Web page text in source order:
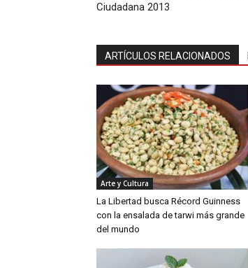
Ciudadana 2013
ARTÍCULOS RELACIONADOS
Arte y Cultura
La Libertad busca Récord Guinness
con la ensalada de tarwi más grande
del mundo